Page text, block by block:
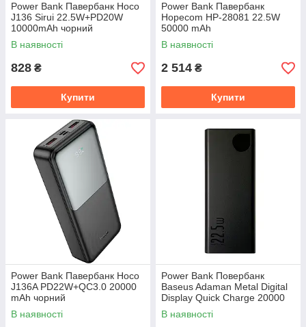
Power Bank Павербанк Hoco
J136 Sirui 22.5W+PD20W
10000mAh чорний
В наявності
828 ₴
Купити
Power Bank Павербанк
Hopecom HP-28081 22.5W
50000 mAh
В наявності
2 514 ₴
Купити
Power Bank Павербанк Hoco
J136A PD22W+QC3.0 20000
mAh чорний
В наявності
Power Bank Повербанк
Baseus Adaman Metal Digital
Display Quick Charge 20000
mAh 22.5W (PPAD000101
PPADM20S)
В наявності